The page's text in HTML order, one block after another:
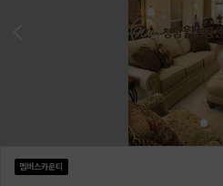
멤버스카운티